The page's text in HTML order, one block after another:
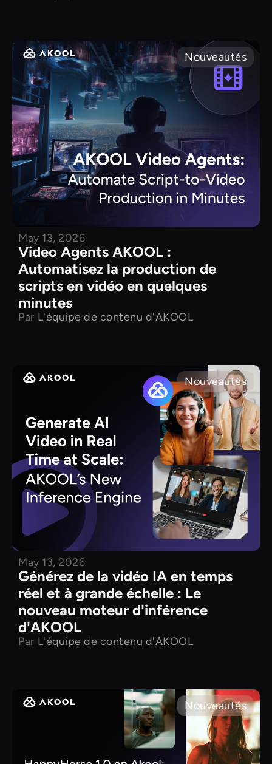
Nouveautés
May 13, 2026
Video Agents AKOOL :
Automatisez la production de
scripts en vidéo en quelques
minutes
Par L'équipe de contenu d'AKOOL
Nouveautés
May 13, 2026
Générez de la vidéo IA en temps
réel et à grande échelle : Le
nouveau moteur d'inférence
d'AKOOL
Par L'équipe de contenu d'AKOOL
Nouveautés